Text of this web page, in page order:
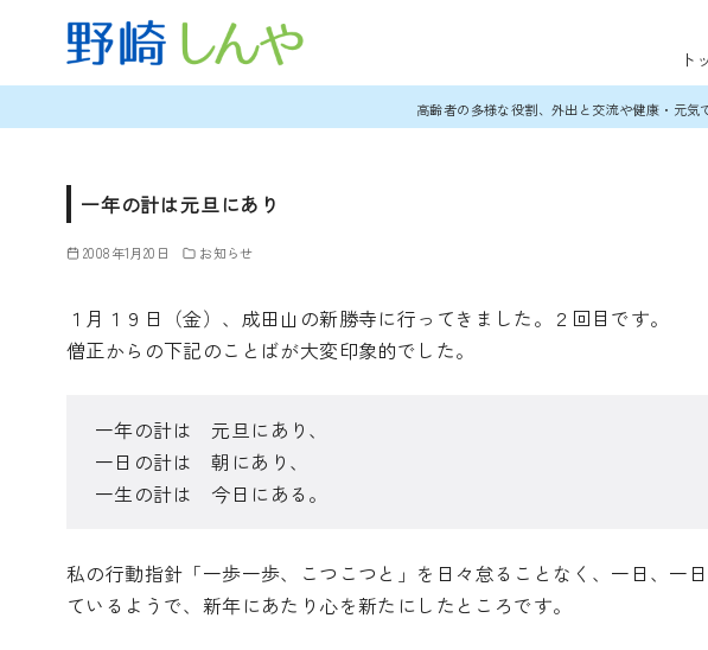
ン
ト
高齢者の多様な役割、外出と交流や健康・元
一年の計は元旦にあり
2008年1月20日 お知らせ
１月１９日（金）、成田山の新勝寺に行ってきました。２回目です。
僧正からの下記のことばが大変印象的でした。
一年の計は 元旦にあり、
一日の計は 朝にあり、
一生の計は 今日にある。
私の行動指針「一歩一歩、こつこつと」を日々怠ることなく、一日、一
ているようで、新年にあたり心を新たにしたところです。